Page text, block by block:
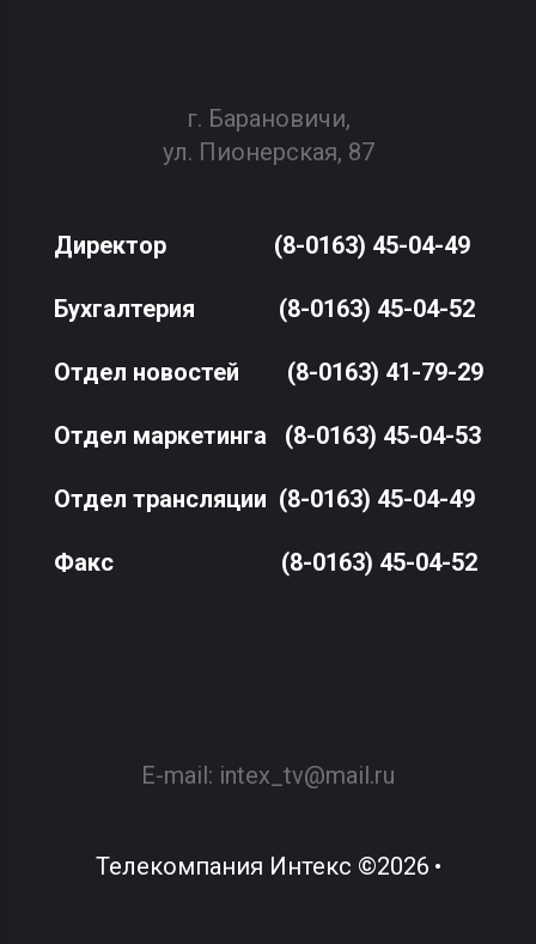
г. Барановичи,
ул. Пионерская, 87
Директор (8-0163) 45-04-49
Бухгалтерия (8-0163) 45-04-52
Отдел новостей (8-0163) 41-79-29
Отдел маркетинга (8-0163) 45-04-53
Отдел трансляции (8-0163) 45-04-49
Факс(8-0163) 45-04-52
E-mail: intex_tv@mail.ru
Телекомпания Интекс ©2026